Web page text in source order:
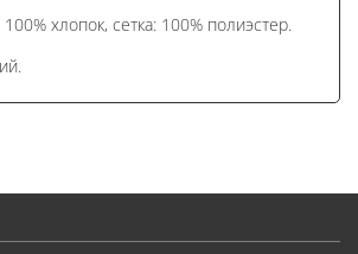
хлопок, сетка: 100% полиэстер.